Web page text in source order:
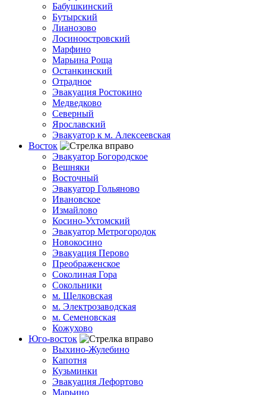
Бабушкинский
Бутырский
Лианозово
Лосиноостровский
Марфино
Марьина Роща
Останкинский
Отрадное
Эвакуация Ростокино
Медведково
Северный
Ярославский
Эвакуатор к м. Алексеевская
Восток
Эвакуатор Богородское
Вешняки
Восточный
Эвакуатор Гольяново
Ивановское
Измайлово
Косино-Ухтомский
Эвакуатор Метрогородок
Новокосино
Эвакуация Перово
Преображенское
Соколиная Гора
Сокольники
м. Щелковская
м. Электрозаводская
м. Семеновская
Кожухово
Юго-восток
Выхино-Жулебино
Капотня
Кузьминки
Эвакуация Лефортово
Марьино